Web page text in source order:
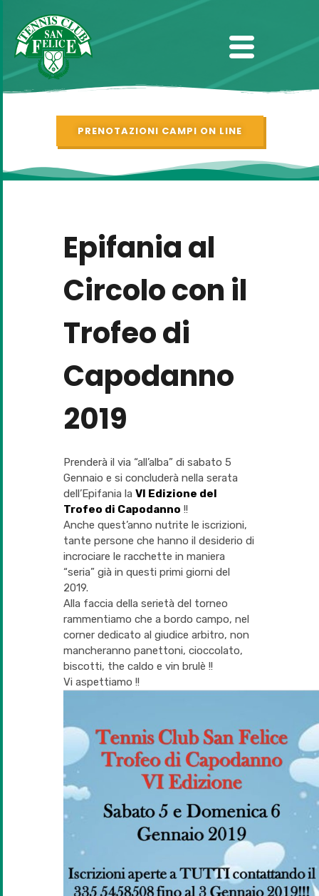
PRENOTAZIONI CAMPI ON LINE
Epifania al
Circolo con il
Trofeo di
Capodanno
2019
Prenderà il via “all’alba” di sabato 5
Gennaio e si concluderà nella serata
dell’Epifania la VI Edizione del
Trofeo di Capodanno !!
Anche quest’anno nutrite le iscrizioni,
tante persone che hanno il desiderio di
incrociare le racchette in maniera
“seria” già in questi primi giorni del
2019.
Alla faccia della serietà del torneo
rammentiamo che a bordo campo, nel
corner dedicato al giudice arbitro, non
mancheranno panettoni, cioccolato,
biscotti, the caldo e vin brulè !!
Vi aspettiamo !!